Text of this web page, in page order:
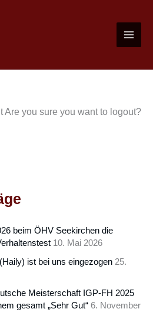
beim ÖHV Seekirchen die
10. Mai 2026
ist bei uns eingezogen 25.
Meisterschaft IGP-FH 2025
gesamt „Sehr Gut“ 6. November
Are you sure you want to logout?